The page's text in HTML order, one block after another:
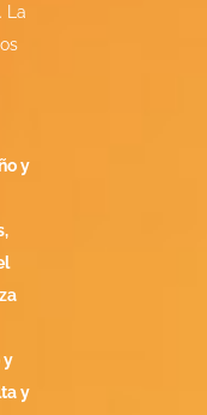
La
y
y
y